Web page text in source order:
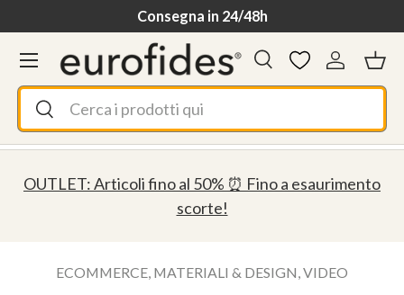
Passa ai contenuti
Consegna in 24/48h
Cerca
Cerca
Cerca Accedi
Menu
OUTLET: Articoli fino al 50% ⏰ Fino a esaurimento
scorte!
ECOMMERCE, MATERIALI & DESIGN, VIDEO